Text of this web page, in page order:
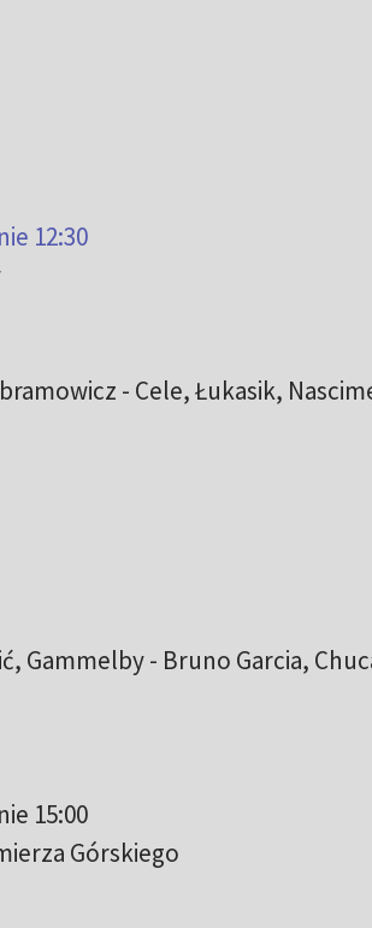
12:30
- Cele, Łukasik,
Gammelby - Bruno Garcia,
15:00
Górskiego